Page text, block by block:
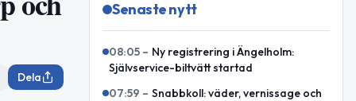
Dela
Senaste nytt
08:05 – Ny registrering i Ängelholm:
Självservice-biltvätt startad
07:59 – Snabbkoll: väder, vernissage och